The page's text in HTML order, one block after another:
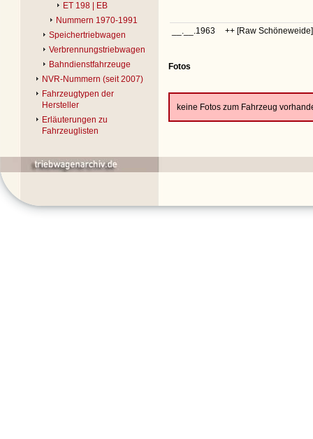
ET 198 | EB
Nummern 1970-1991
Speichertriebwagen
Verbrennungstriebwagen
Bahndienstfahrzeuge
NVR-Nummern (seit 2007)
Fahrzeugtypen der
Hersteller
Erläuterungen zu
Fahrzeuglisten
__.__.1963 ++ [Raw Schöneweide]
Fotos
keine Fotos zum Fahrzeug